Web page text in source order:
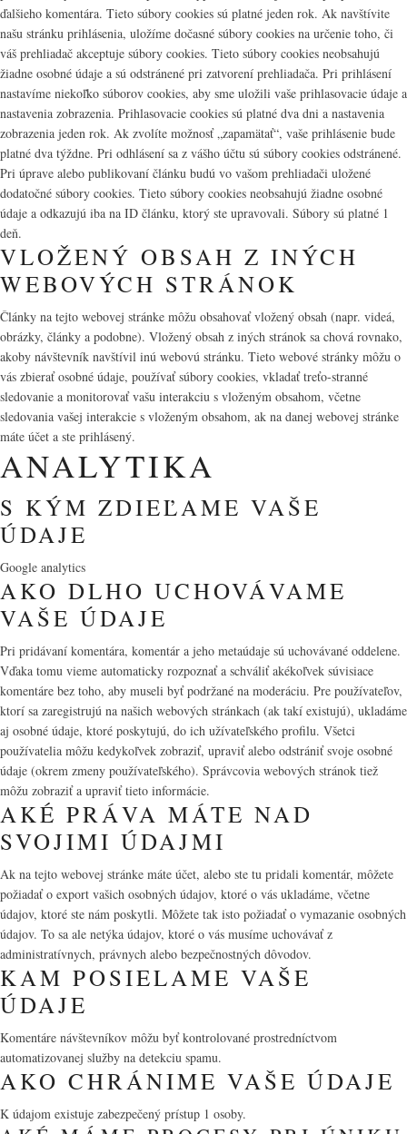
ďalšieho komentára. Tieto súbory cookies sú platné jeden rok. Ak navštívite
našu stránku prihlásenia, uložíme dočasné súbory cookies na určenie toho, či
váš prehliadač akceptuje súbory cookies. Tieto súbory cookies neobsahujú
žiadne osobné údaje a sú odstránené pri zatvorení prehliadača. Pri prihlásení
nastavíme niekoľko súborov cookies, aby sme uložili vaše prihlasovacie údaje a
nastavenia zobrazenia. Prihlasovacie cookies sú platné dva dni a nastavenia
zobrazenia jeden rok. Ak zvolíte možnosť „zapamätať“, vaše prihlásenie bude
platné dva týždne. Pri odhlásení sa z vášho účtu sú súbory cookies odstránené.
Pri úprave alebo publikovaní článku budú vo vašom prehliadači uložené
dodatočné súbory cookies. Tieto súbory cookies neobsahujú žiadne osobné
údaje a odkazujú iba na ID článku, ktorý ste upravovali. Súbory sú platné 1
deň.
VLOŽENÝ OBSAH Z INÝCH
WEBOVÝCH STRÁNOK
Články na tejto webovej stránke môžu obsahovať vložený obsah (napr. videá,
obrázky, články a podobne). Vložený obsah z iných stránok sa chová rovnako,
akoby návštevník navštívil inú webovú stránku. Tieto webové stránky môžu o
vás zbierať osobné údaje, používať súbory cookies, vkladať treťo-stranné
sledovanie a monitorovať vašu interakciu s vloženým obsahom, včetne
sledovania vašej interakcie s vloženým obsahom, ak na danej webovej stránke
máte účet a ste prihlásený.
ANALYTIKA
S KÝM ZDIEĽAME VAŠE
ÚDAJE
Google analytics
AKO DLHO UCHOVÁVAME
VAŠE ÚDAJE
Pri pridávaní komentára, komentár a jeho metaúdaje sú uchovávané oddelene.
Vďaka tomu vieme automaticky rozpoznať a schváliť akékoľvek súvisiace
komentáre bez toho, aby museli byť podržané na moderáciu. Pre používateľov,
ktorí sa zaregistrujú na našich webových stránkach (ak takí existujú), ukladáme
aj osobné údaje, ktoré poskytujú, do ich užívateľského profilu. Všetci
používatelia môžu kedykoľvek zobraziť, upraviť alebo odstrániť svoje osobné
údaje (okrem zmeny používateľského). Správcovia webových stránok tiež
môžu zobraziť a upraviť tieto informácie.
AKÉ PRÁVA MÁTE NAD
SVOJIMI ÚDAJMI
Ak na tejto webovej stránke máte účet, alebo ste tu pridali komentár, môžete
požiadať o export vašich osobných údajov, ktoré o vás ukladáme, včetne
údajov, ktoré ste nám poskytli. Môžete tak isto požiadať o vymazanie osobných
údajov. To sa ale netýka údajov, ktoré o vás musíme uchovávať z
administratívnych, právnych alebo bezpečnostných dôvodov.
KAM POSIELAME VAŠE
ÚDAJE
Komentáre návštevníkov môžu byť kontrolované prostredníctvom
automatizovanej služby na detekciu spamu.
AKO CHRÁNIME VAŠE ÚDAJE
K údajom existuje zabezpečený prístup 1 osoby.